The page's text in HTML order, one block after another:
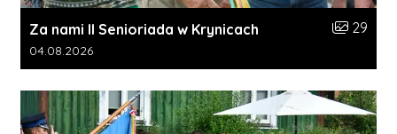
Za nami II Senioriada w Krynicach Liczba
29
Data dodania galerii:
04.08.2026